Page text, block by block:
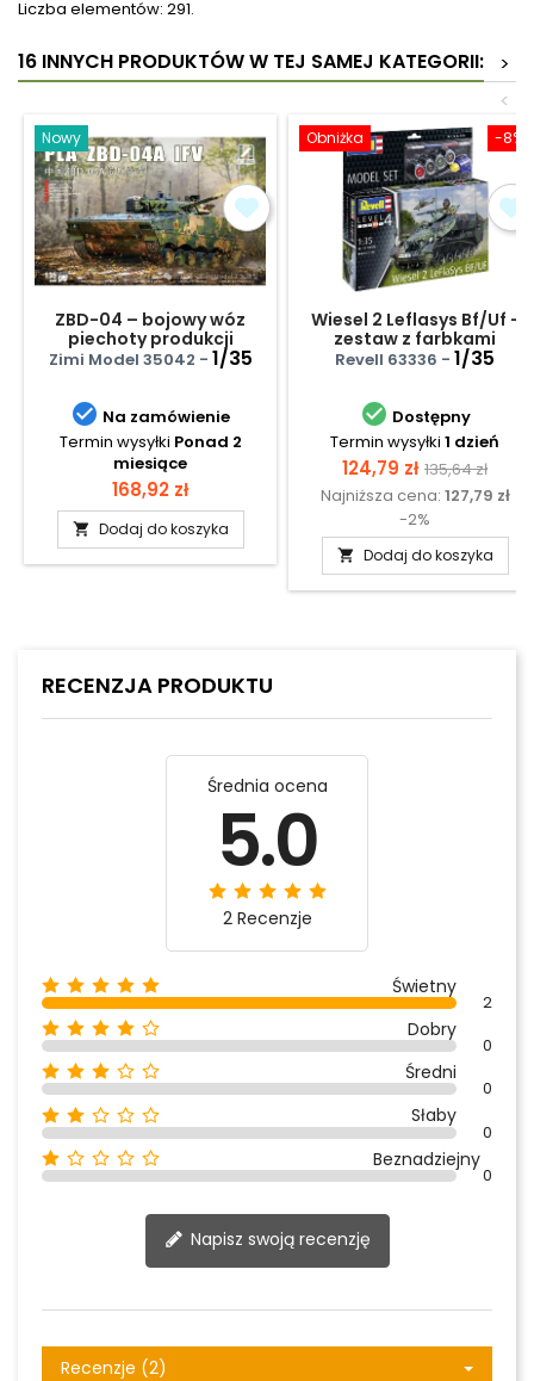
Liczba elementów: 291.
16 INNYCH PRODUKTÓW W TEJ SAMEJ KATEGORII:
>
<
Nowy
ZBD-04 – bojowy wóz
piechoty produkcji
chińskiej
Zimi Model 35042 - 1/35
 Na zamówienie
Termin wysyłki Ponad 2
miesiące
Cena
168,92 zł
 Dodaj do koszyka
-8%
Obniżka
Wiesel 2 Leflasys Bf/Uf -
zestaw z farbkami
Revell 63336 - 1/35
 Dostępny
Termin wysyłki 1 dzień
Cena
124,79 zł Cena
135,64 zł
Najniższa cena: 127,79 zł
-2%
 Dodaj do koszyka
RECENZJA PRODUKTU
Średnia ocena
5.0
2 Recenzje
Świetny
2
Dobry
0
Średni
0
Słaby
0
Beznadziejny
0
Napisz swoją recenzję
Recenzje (2)